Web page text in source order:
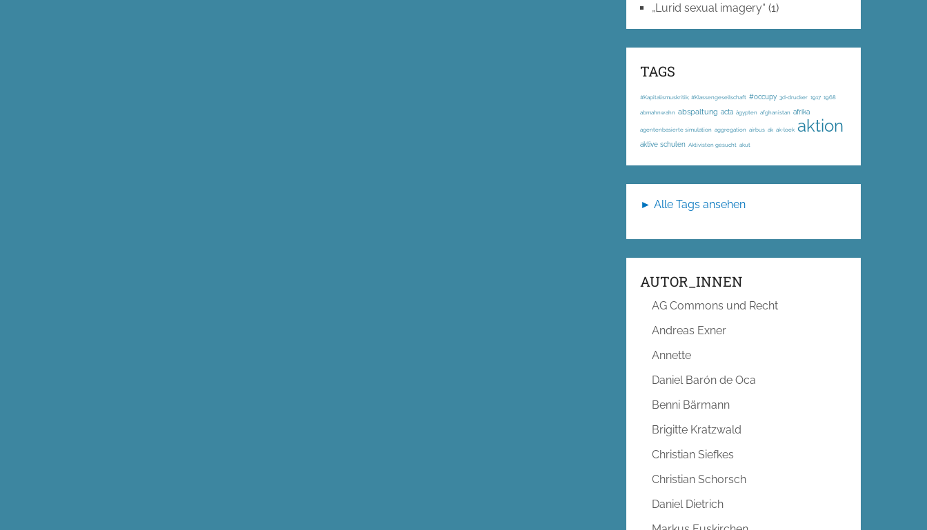
„Lurid sexual imagery“ (1)
TAGS
#Kapitalismuskritik; #Klassengesellschaft #occupy 3d-drucker 1917 1968
abmahnwahn abspaltung acta ägypten afghanistan afrika
agentenbasierte simulation aggregation airbus ak ak-loek aktion
aktive schulen Aktivisten gesucht akut
► Alle Tags ansehen
AUTOR_INNEN
AG Commons und Recht
Andreas Exner
Annette
Daniel Barón de Oca
Benni Bärmann
Brigitte Kratzwald
Christian Siefkes
Christian Schorsch
Daniel Dietrich